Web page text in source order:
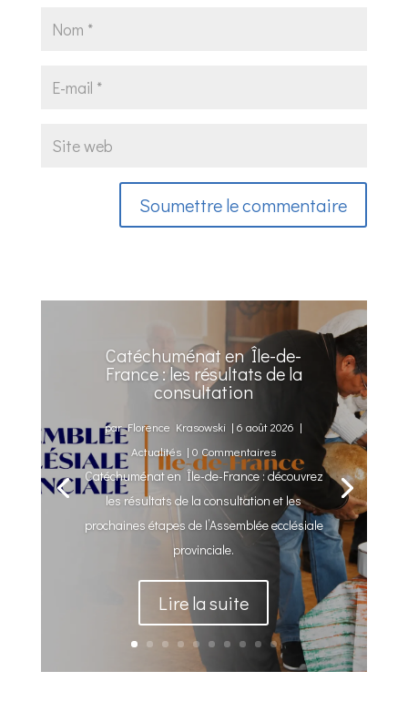
Soumettre le commentaire
Catéchuménat en Île-de-
France : les résultats de la
consultation
parFlorence Krasowski |6 août 2026 |
Actualités | 0 Commentaires
Catéchuménat en Île-de-France : découvrez
les résultats de la consultation et les
prochaines étapes de l’Assemblée ecclésiale
provinciale.
Lire la suite